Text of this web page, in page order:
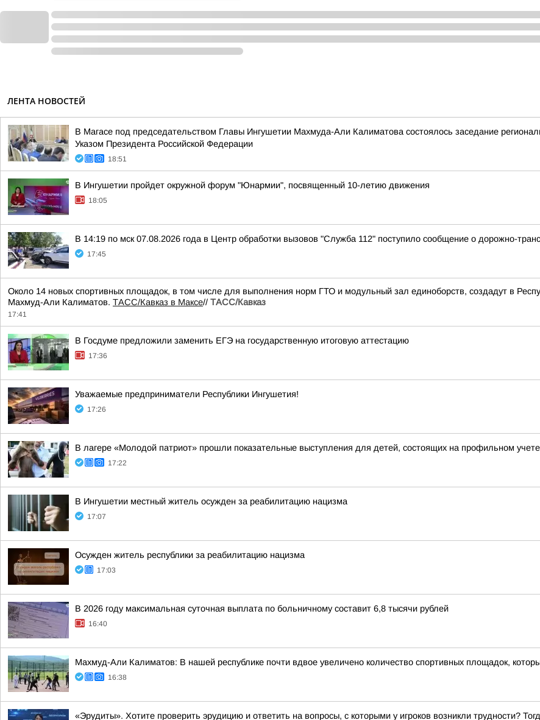
ЛЕНТА НОВОСТЕЙ
В Магасе под председательством Главы Ингушетии Махмуда-Али Калиматова состоялось заседание
Указом Президента Российской Федерации
18:51
В Ингушетии пройдет окружной форум "Юнармии", посвященный 10-летию движения
18:05
В 14:19 по мск 07.08.2026 года в Центр обработки вызовов "Служба 112" поступило сообщение о дорожно-
17:45
Около 14 новых спортивных площадок, в том числе для выполнения норм ГТО и модульный зал единоборств, создадут в
Махмуд-Али Калиматов. ТАСС/Кавказ в Максе// ТАСС/Кавказ
17:41
В Госдуме предложили заменить ЕГЭ на государственную итоговую аттестацию
17:36
Уважаемые предприниматели Республики Ингушетия!
17:26
В лагере «Молодой патриот» прошли показательные выступления для детей, состоящих на профильном
17:22
В Ингушетии местный житель осужден за реабилитацию нацизма
17:07
Осужден житель республики за реабилитацию нацизма
17:03
В 2026 году максимальная суточная выплата по больничному составит 6,8 тысячи рублей
16:40
Махмуд-Али Калиматов: В нашей республике почти вдвое увеличено количество спортивных площадок,
16:38
«Эрудиты». Хотите проверить эрудицию и ответить на вопросы, с которыми у игроков возникли трудности?